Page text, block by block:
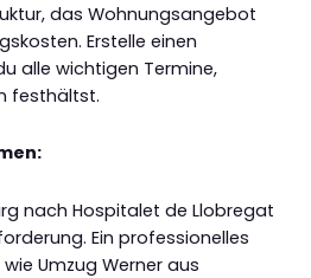
das Wohnungsangebot
Erstelle einen
alle wichtigen Termine,
festhältst.
nach Hospitalet de Llobregat
Ein professionelles
Umzug Werner aus